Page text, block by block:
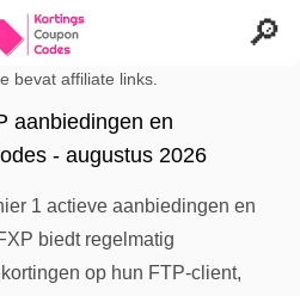
bevat affiliate links.
aanbiedingen en
- augustus 2026
1 actieve aanbiedingen en
biedt regelmatig
op hun FTP-client,